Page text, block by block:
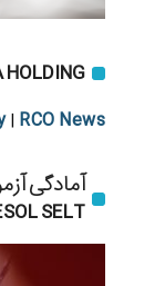
HOLDING
| RCO News
آمادگی
SELT